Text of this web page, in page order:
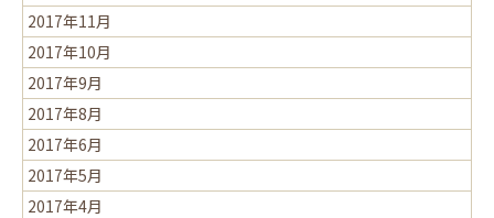
2017年11月
2017年10月
2017年9月
2017年8月
2017年6月
2017年5月
2017年4月